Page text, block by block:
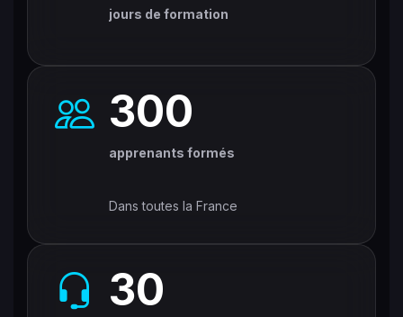
jours de formation
300
apprenants formés
Dans toutes la France
30